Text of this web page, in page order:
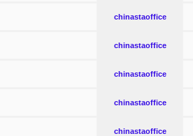
chinastaoffice
chinastaoffice
chinastaoffice
chinastaoffice
chinastaoffice